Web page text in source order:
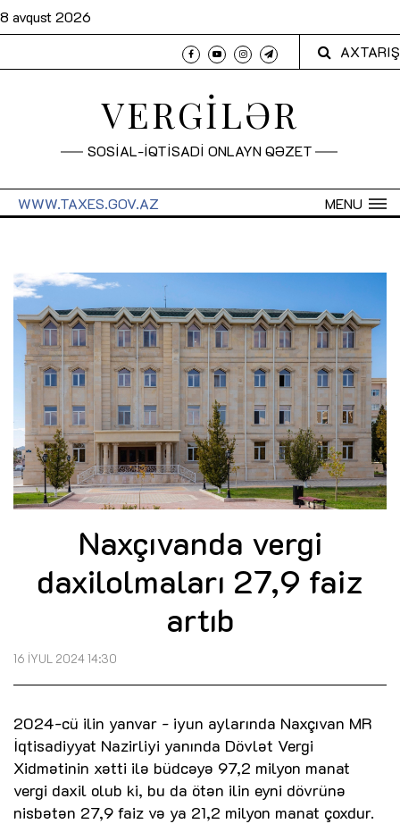
8 avqust 2026
AXTARIŞ
VERGİLƏR
SOSİAL-İQTİSADİ ONLAYN QƏZET
MENU
WWW.TAXES.GOV.AZ
Naxçıvanda vergi
daxilolmaları 27,9 faiz
artıb
16 İYUL 2024 14:30
2024-cü ilin yanvar - iyun aylarında Naxçıvan MR
İqtisadiyyat Nazirliyi yanında Dövlət Vergi
Xidmətinin xətti ilə büdcəyə 97,2 milyon manat
vergi daxil olub ki, bu da ötən ilin eyni dövrünə
nisbətən 27,9 faiz və ya 21,2 milyon manat çoxdur.